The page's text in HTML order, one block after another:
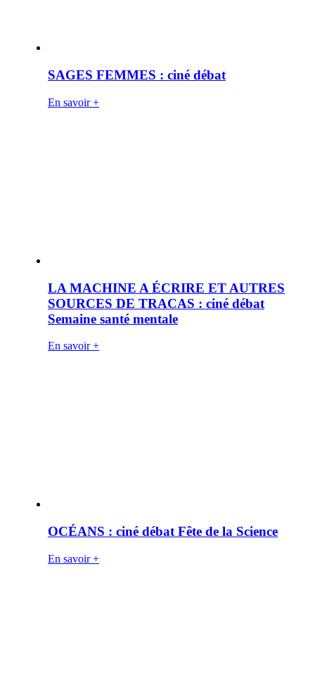
SAGES FEMMES : ciné débat
En savoir +
LA MACHINE A ÉCRIRE ET AUTRES
SOURCES DE TRACAS : ciné débat
Semaine santé mentale
En savoir +
OCÉANS : ciné débat Fête de la Science
En savoir +